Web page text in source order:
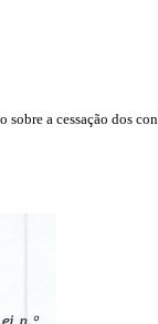
a cessação dos